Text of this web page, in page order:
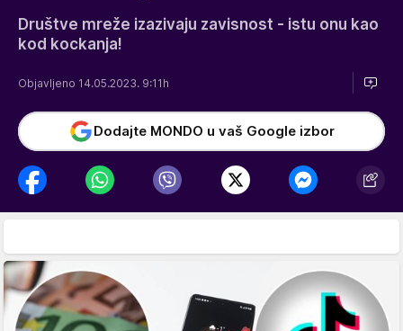
Društve mreže izazivaju zavisnost - istu onu kao
kod kockanja!
Objavljeno 14.05.2023. 9:11h
Dodajte MONDO u vaš Google izbor